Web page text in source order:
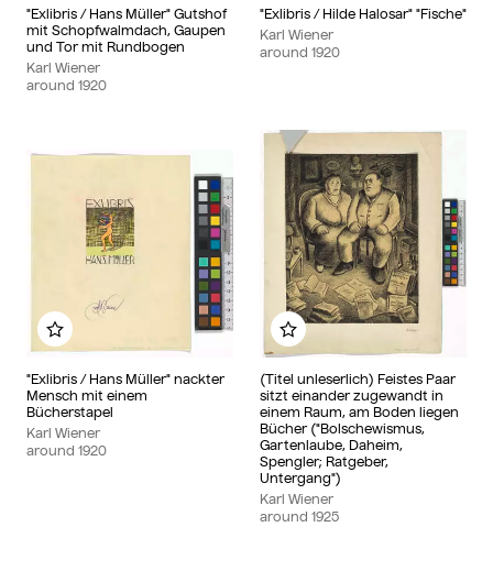
"Exlibris / Hans Müller" Gutshof
mit Schopfwalmdach, Gaupen
und Tor mit Rundbogen
Karl Wiener
around 1920
"Exlibris / Hilde Halosar" "Fische"
Karl Wiener
around 1920
"Exlibris / Hans Müller" nackter
Mensch mit einem
Bücherstapel
Karl Wiener
around 1920
Add to my album
(Titel unleserlich) Feistes Paar
sitzt einander zugewandt in
einem Raum, am Boden liegen
Bücher ("Bolschewismus,
Gartenlaube, Daheim,
Spengler; Ratgeber,
Untergang")
Karl Wiener
around 1925
Add to my album